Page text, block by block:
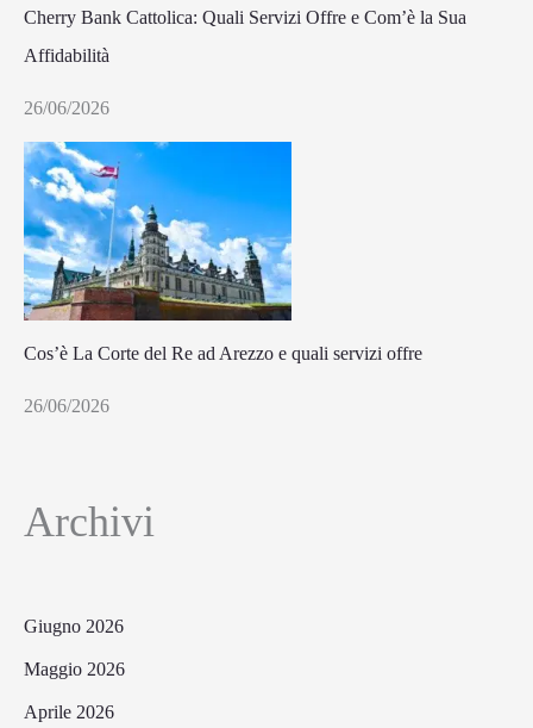
Cherry Bank Cattolica: Quali Servizi Offre e Com’è la Sua
Affidabilità
26/06/2026
Cos’è La Corte del Re ad Arezzo e quali servizi offre
26/06/2026
Archivi
Giugno 2026
Maggio 2026
Aprile 2026